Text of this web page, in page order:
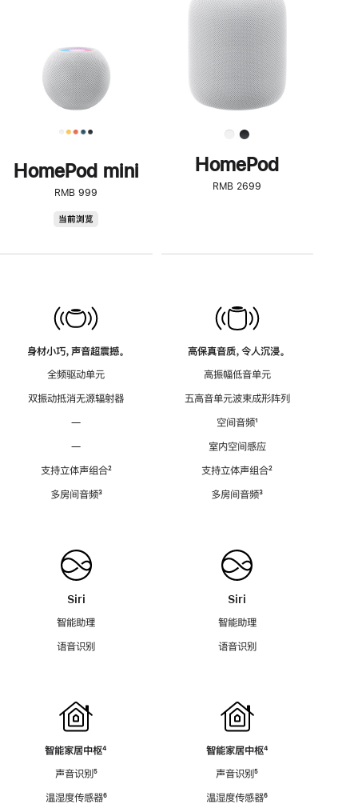
HomePod mini
RMB 999
当前浏览
身材小巧，声音超震撼。
全频驱动单元
双振动抵消无源辐射器
—
—
支持立体声组合脚
²
多房间音频脚
³
Siri
智能助理
语音识别
智能家居中枢脚
⁴
声音识别脚
⁵
温湿度传感器脚
⁶
了
解
HomePod<
HomePod
RMB 2699
高保真音质，令人沉浸。
高振幅低音单元
五高音单元波束成形阵列
空间音频脚
¹
室内空间感应
支持立体声组合脚
²
多房间音频脚
³
Siri
智能助理
语音识别
智能家居中枢脚
⁴
声音识别脚
⁵
温湿度传感器脚
⁶